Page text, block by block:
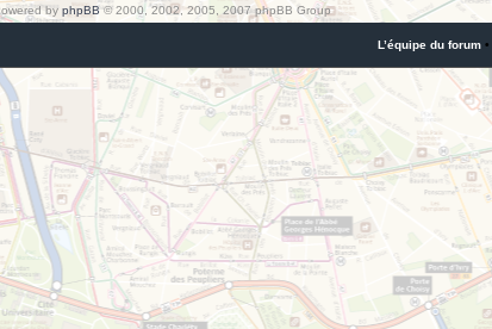
by phpBB© 2000, 2002, 2005, 2007 phpBB Group
L’équipe du forum •